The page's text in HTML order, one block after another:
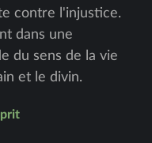
contre l'injustice.
dans une
du sens de la vie
et le divin.